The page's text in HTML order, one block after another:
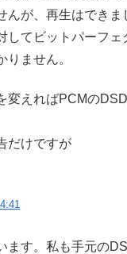
んが、再生はできま
してビットパーフェ
りません。
変えればPCMの
だけですが
ます。私も手元の